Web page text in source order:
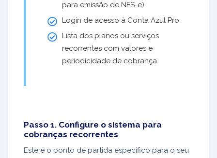
para emissão de NFS-e)
Login de acesso à Conta Azul Pro
Lista dos planos ou serviços
recorrentes com valores e
periodicidade de cobrança
Passo 1. Configure o sistema para
cobranças recorrentes
Este é o ponto de partida específico para o seu